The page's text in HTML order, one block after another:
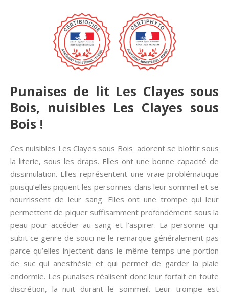
Punaises de lit Les Clayes sous
Bois, nuisibles Les Clayes sous
Bois !
Ces nuisibles Les Clayes sous Bois adorent se blottir sous
la literie, sous les draps. Elles ont une bonne capacité de
dissimulation. Elles représentent une vraie problématique
puisqu’elles piquent les personnes dans leur sommeil et se
nourrissent de leur sang. Elles ont une trompe qui leur
permettent de piquer suffisamment profondément sous la
peau pour accéder au sang et l’aspirer. La personne qui
subit ce genre de souci ne le remarque généralement pas
parce qu’elles injectent dans le même temps une portion
de suc qui anesthésie et qui permet de garder la plaie
endormie. Les punaises réalisent donc leur forfait en toute
discrétion, la nuit durant le sommeil. Leur trompe est